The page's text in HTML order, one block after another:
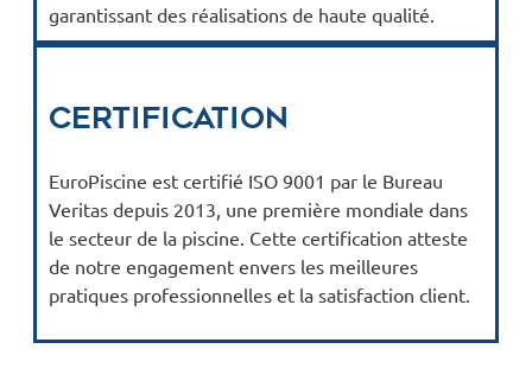
garantissant des réalisations de haute qualité.
Certification
EuroPiscine est certifié ISO 9001 par le Bureau
Veritas depuis 2013, une première mondiale dans
le secteur de la piscine. Cette certification atteste
de notre engagement envers les meilleures
pratiques professionnelles et la satisfaction client.